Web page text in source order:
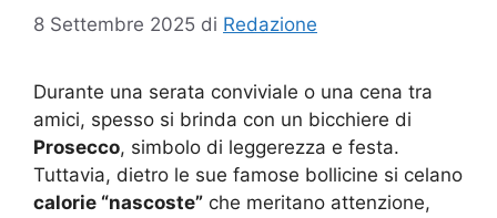
8 Settembre 2025 di Redazione
Durante una serata conviviale o una cena tra
amici, spesso si brinda con un bicchiere di
Prosecco, simbolo di leggerezza e festa.
Tuttavia, dietro le sue famose bollicine si celano
calorie “nascoste” che meritano attenzione,